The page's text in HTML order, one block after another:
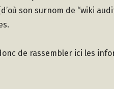
son surnom de “wiki
de rassembler ici les